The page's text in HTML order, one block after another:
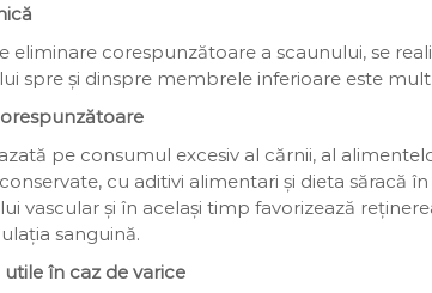
eliminare corespunzătoare a scaunului, se
spre și dinspre membrele inferioare este
pe consumul excesiv al cărnii, al
cu aditivi alimentari și dieta săracă
vascular și în același timp favorizează
sanguină.
în caz de varice